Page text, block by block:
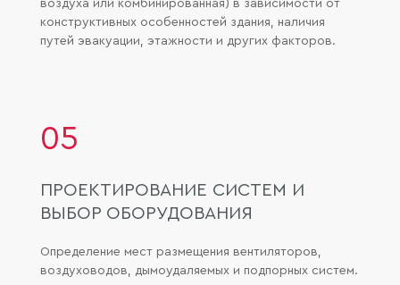
воздуха или комбинированная) в зависимости от
конструктивных особенностей здания, наличия
путей эвакуации, этажности и других факторов.
05
ПРОЕКТИРОВАНИЕ СИСТЕМ И
ВЫБОР ОБОРУДОВАНИЯ
Определение мест размещения вентиляторов,
воздуховодов, дымоудаляемых и подпорных систем.